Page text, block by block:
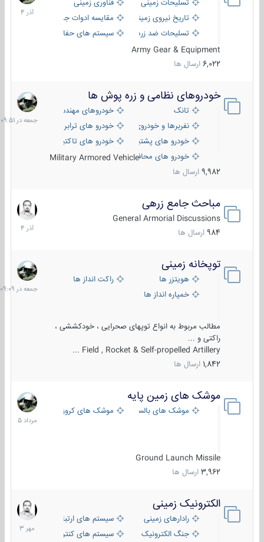
تسلیحات زمینی
فناوری زمینی
تاریخ نیروی زمینی
مقایسه ادوات جنگی
تسلیحات ضد زره
سیستم های حفاظت فعال
Army Gear & Equipment
6,022 ارسال ها
1404
خودروهای نظامی و زره پوش ها
تانک
خودروهای مهندسی
نفربرها و خودروی های رزمی پیاده نظام
خودرو های ترابری نظامی
خودرو های پشتیبانی آتش ، شناسایی و ضد تانک
خودرو های تاکتیکی نظامی
خودرو های محافظت شدهMilitary Armored Vehicle
9,982 ارسال ها
جمعه
در
09:51
مباحث جامع زرهی
General Armorial Discussions
984 ارسال ها
7
آذر
1404
توپخانه زمینی
هویتزر ها
راکت انداز ها
خمپاره انداز ها
مطالب مربوط به انواع توپهای صحرایی ، خودکششی ،
راکتی و ...
Field , Rocket & Self-propelled Artillery ...
1,842 ارسال ها
جمعه
در
09:09
موشک های زمین پایه
موشک های بالستیک موشک های کروز
Ground Launch Missile
3,962 ارسال ها
2
مرداد
1405
الکترونیک زمینی
رادارهای زمینی
سیستم های ارتباطی و جمع آوری
جنگ الکترونیک
سیستم های کنترل آتش و تجهیزات
1
مهر
1403